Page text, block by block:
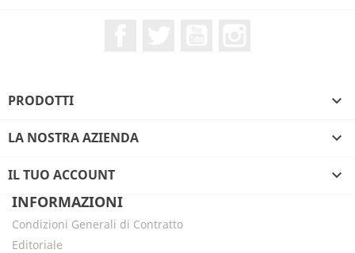
PRODOTTI 
LA NOSTRA AZIENDA 
IL TUO ACCOUNT

INFORMAZIONI
Condizioni Generali di Contratto
Editoriale